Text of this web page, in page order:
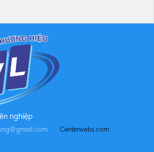
nghiệp
Centerwebs.com